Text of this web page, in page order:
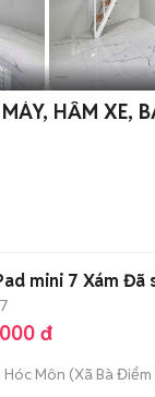
HẦM XE,
mini 7 Xám Đã
đ
Hóc Môn (Xã Bà Điểm